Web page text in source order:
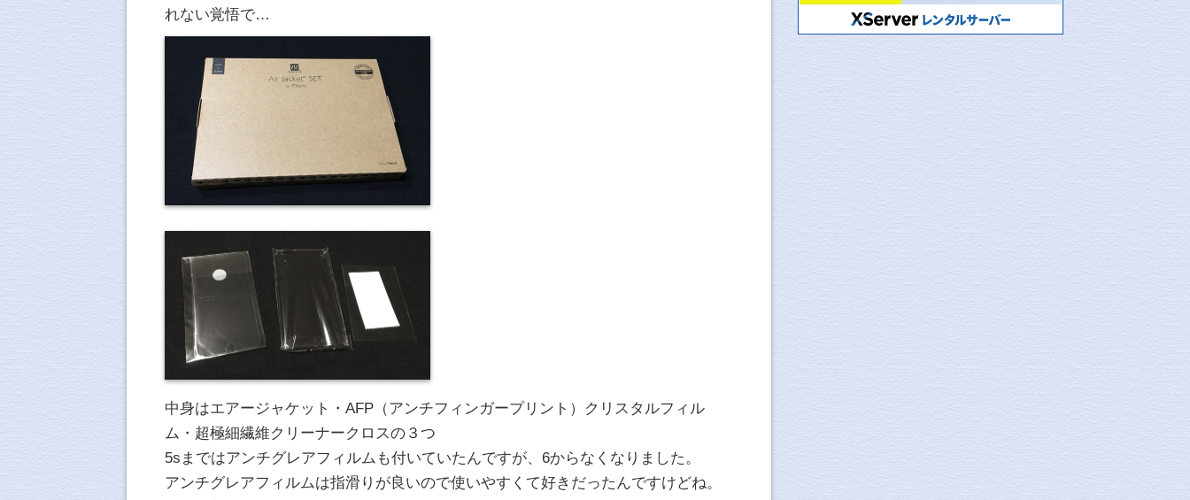
れない覚悟で…
中身はエアージャケット・AFP（アンチフィンガープリント）クリスタルフィル
ム・超極細繊維クリーナークロスの３つ
5sまではアンチグレアフィルムも付いていたんですが、6からなくなりました。
アンチグレアフィルムは指滑りが良いので使いやすくて好きだったんですけどね。